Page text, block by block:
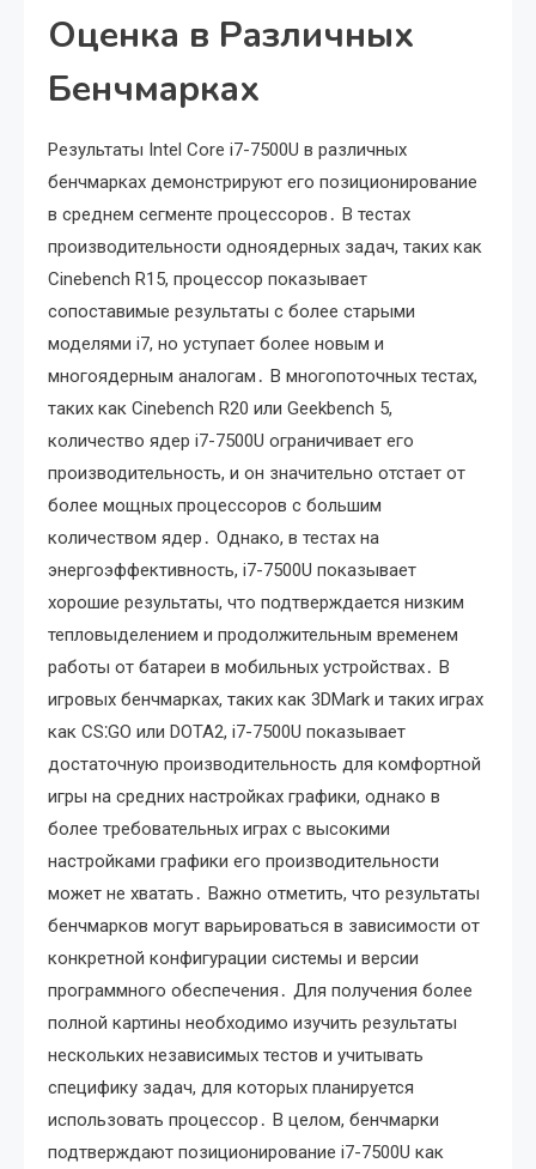
Оценка в Различных
Бенчмарках
Результаты Intel Core i7-7500U в различных
бенчмарках демонстрируют его позиционирование
в среднем сегменте процессоров․ В тестах
производительности одноядерных задач, таких как
Cinebench R15, процессор показывает
сопоставимые результаты с более старыми
моделями i7, но уступает более новым и
многоядерным аналогам․ В многопоточных тестах,
таких как Cinebench R20 или Geekbench 5,
количество ядер i7-7500U ограничивает его
производительность, и он значительно отстает от
более мощных процессоров с большим
количеством ядер․ Однако, в тестах на
энергоэффективность, i7-7500U показывает
хорошие результаты, что подтверждается низким
тепловыделением и продолжительным временем
работы от батареи в мобильных устройствах․ В
игровых бенчмарках, таких как 3DMark и таких играх
как CS⁚GO или DOTA2, i7-7500U показывает
достаточную производительность для комфортной
игры на средних настройках графики, однако в
более требовательных играх с высокими
настройками графики его производительности
может не хватать․ Важно отметить, что результаты
бенчмарков могут варьироваться в зависимости от
конкретной конфигурации системы и версии
программного обеспечения․ Для получения более
полной картины необходимо изучить результаты
нескольких независимых тестов и учитывать
специфику задач, для которых планируется
использовать процессор․ В целом, бенчмарки
подтверждают позиционирование i7-7500U как